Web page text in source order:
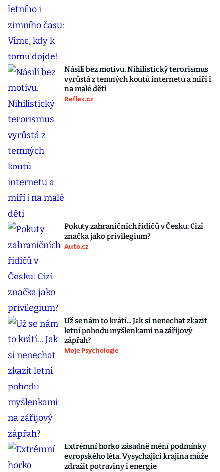
Násilí bez motivu. Nihilistický terorismus
vyrůstá z temných koutů internetu a míří i
na malé děti
Reflex.cz
Pokuty zahraničních řidičů v Česku: Cizí
značka jako privilegium?
Auto.cz
Už se nám to krátí... Jak si nenechat zkazit
letní pohodu myšlenkami na zářijový
zápřah?
Moje Psychologie
Extrémní horko zásadně mění podmínky
evropského léta. Vysychající krajina může
zdražit potraviny i energie